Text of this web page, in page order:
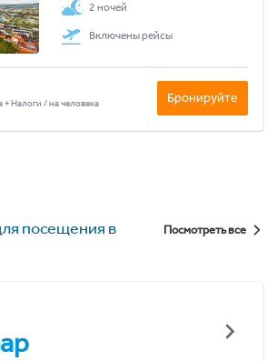
2 ночей
Включены рейсы
+ Налоги / на человека Бронируйте
посещения в
Посмотреть все